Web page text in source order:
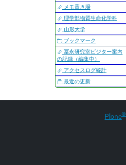
メモ置き場
理学部物質生命化学科
山形大学
ブックマーク
冨永研究室ビジター案内
の記録（編集中）
アクセスログ統計
最近の更新
Plone®